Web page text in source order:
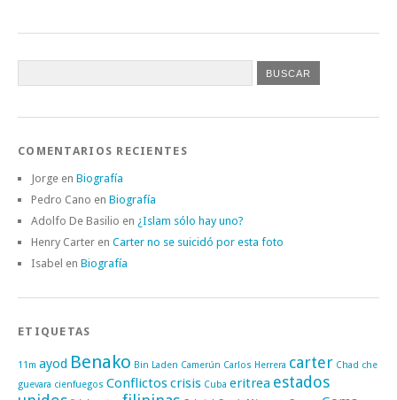
COMENTARIOS RECIENTES
Jorge en Biografía
Pedro Cano en Biografía
Adolfo De Basilio en ¿Islam sólo hay uno?
Henry Carter en Carter no se suicidó por esta foto
Isabel en Biografía
ETIQUETAS
11m ayod Benako Bin Laden Camerún Carlos Herrera carter Chad che
guevara cienfuegos Conflictoscrisis Cuba eritrea estados